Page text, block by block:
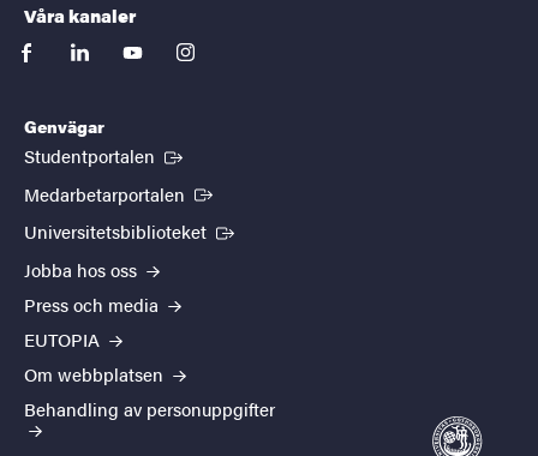
Våra kanaler
facebooklinkedinyoutubeinstagram
Genvägar
Studentportalen (Extern länk)
Medarbetarportalen (Extern länk)
Universitetsbiblioteket (Extern länk)
Jobba hos oss
Press och media
EUTOPIA
Om webbplatsen
Behandling av personuppgifter